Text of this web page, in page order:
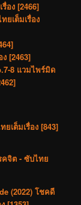
อง [2466]
ยเต็มเรื่อง
[2463]
8 แวมไพร์มิด
เต็มเรื่อง [843]
คจิต - ซับไทย
(2022) โชคดี